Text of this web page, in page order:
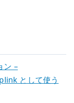
ン –
として使う